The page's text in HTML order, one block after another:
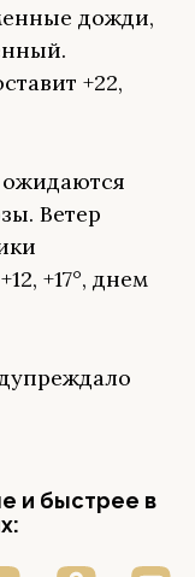
дожди,
+22,
Ветер
+17°, днем
и быстрее в